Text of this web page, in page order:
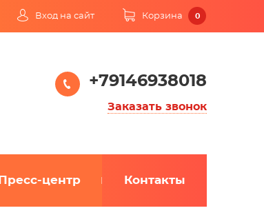
Вход на сайт Корзина 0
+79146938018
Заказать звонок
Пресс-центр Контакты